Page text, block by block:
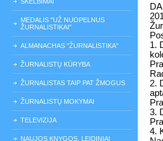
MEDALIS "UŽ NUOPELNUS
ŽURNALISTIKAI"
ALMANACHAS "ŽURNALISTIKA"
ŽURNALISTŲ KŪRYBA
ŽURNALISTAS TAIP PAT ŽMOGUS
ŽURNALISTŲ MOKYMAI
TELEVIZIJA
NAUJOS KNYGOS, LEIDINIAI
1.
2.
3.
4.